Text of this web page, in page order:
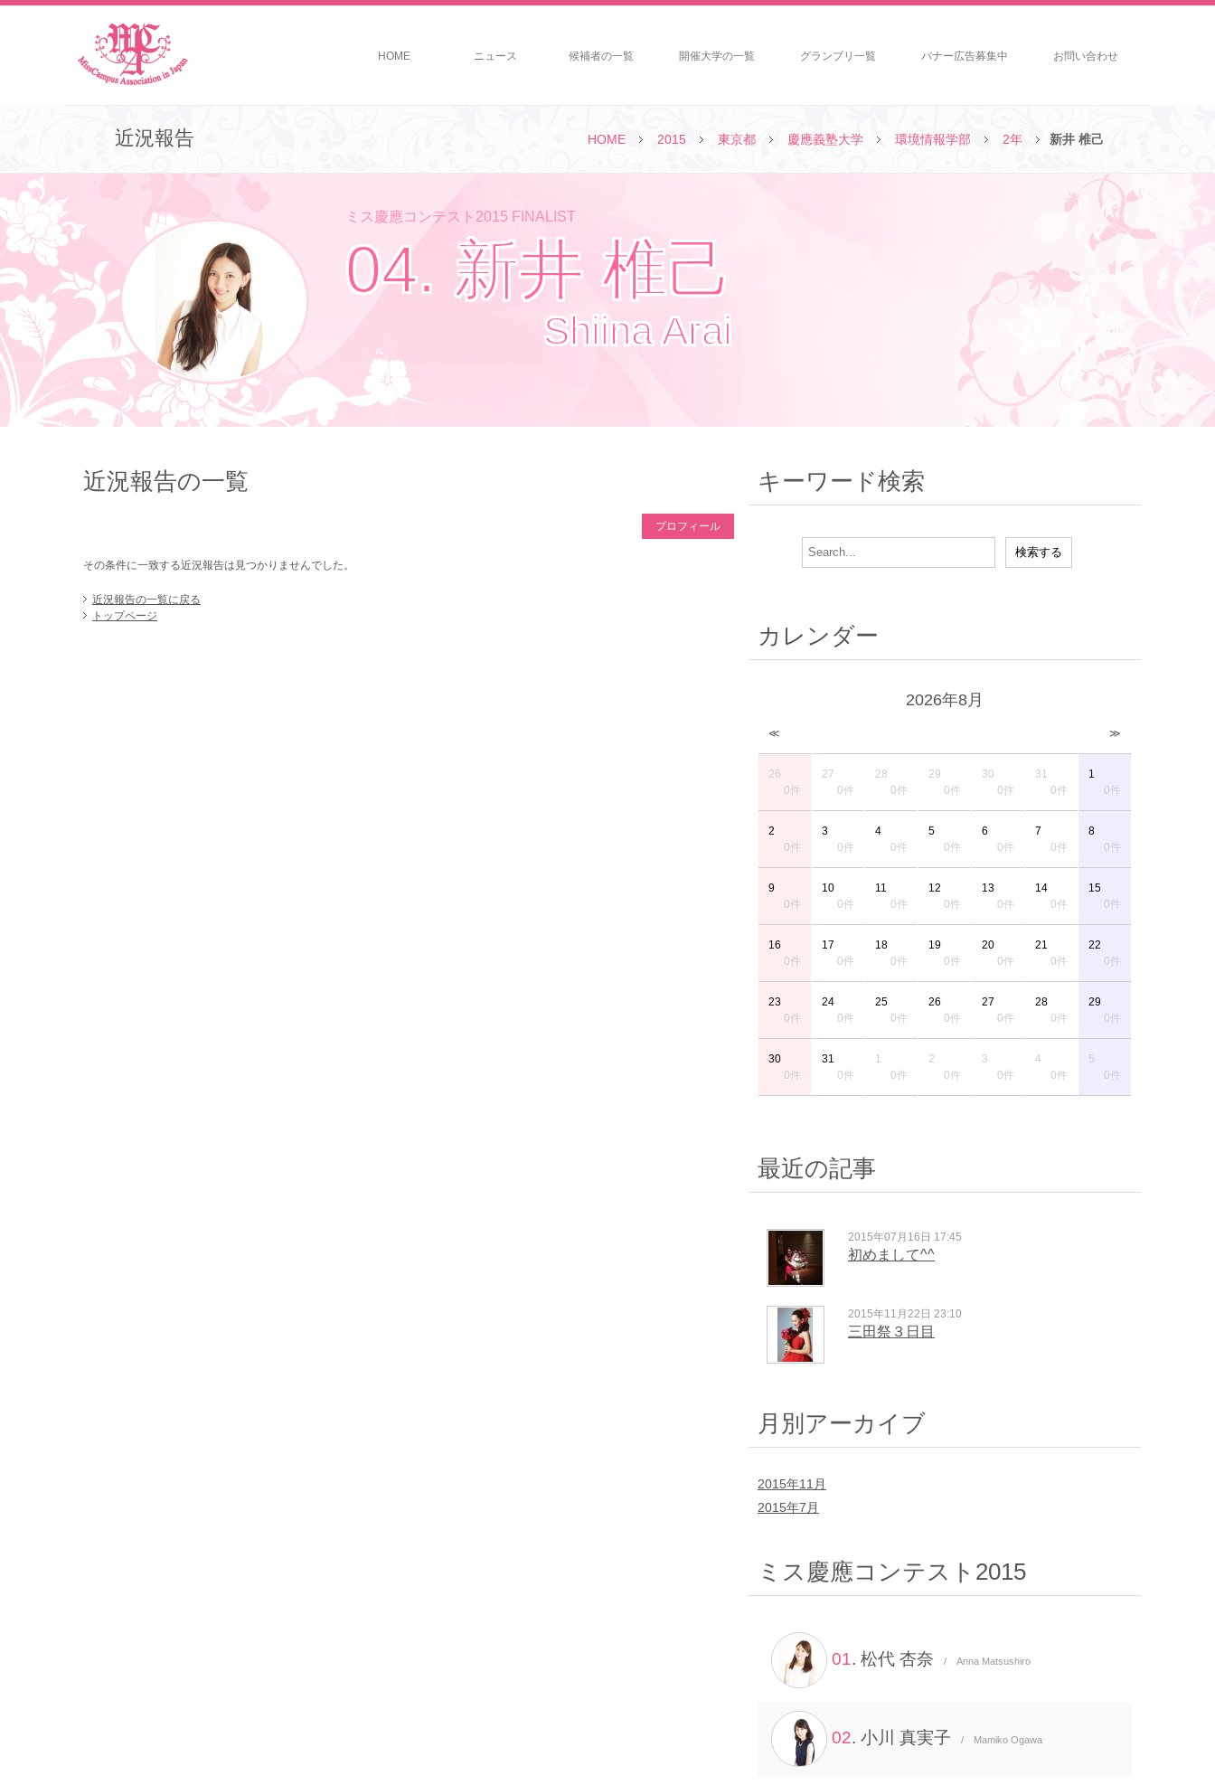
HOME ニュース 候補者の一覧 開催大学の一覧 グランプリ一覧 バナー広告募集中 お問い合わせ
HOME 2015 東京都 慶應義塾大学 環境情報学部 2年 新井 椎己
近況報告
ミス慶應コンテスト2015 FINALIST
04. 新井 椎己
Shiina Arai
近況報告の一覧
プロフィール
その条件に一致する近況報告は見つかりませんでした。
近況報告の一覧に戻る
トップページ
キーワード検索
カレンダー
2026年8月
≪ ≫
26
0件
27
0件
28
0件
29
0件
30
0件
31
0件
1
0件
2
0件
3
0件
4
0件
5
0件
6
0件
7
0件
8
0件
9
0件
10
0件
11
0件
12
0件
13
0件
14
0件
15
0件
16
0件
17
0件
18
0件
19
0件
20
0件
21
0件
22
0件
23
0件
24
0件
25
0件
26
0件
27
0件
28
0件
29
0件
30
0件
31
0件
1
0件
2
0件
3
0件
4
0件
5
0件
最近の記事
初めまして^^
2015年07月16日 17:45
三田祭３日目
2015年11月22日 23:10
月別アーカイブ
2015年11月
2015年7月
ミス慶應コンテスト2015
01. 松代 杏奈 / Anna Matsushiro
02. 小川 真実子 / Mamiko Ogawa